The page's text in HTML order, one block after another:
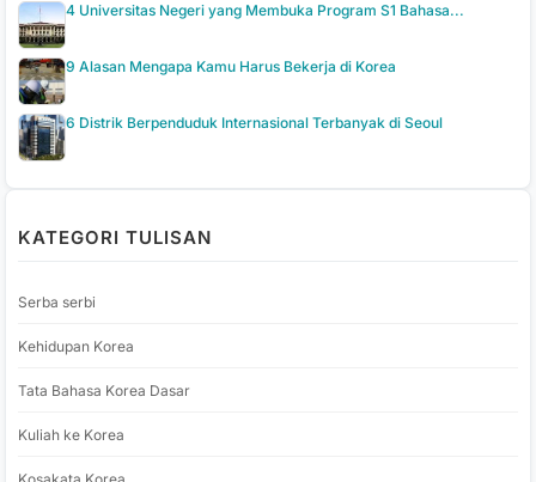
4 Universitas Negeri yang Membuka Program S1 Bahasa...
9 Alasan Mengapa Kamu Harus Bekerja di Korea
6 Distrik Berpenduduk Internasional Terbanyak di Seoul
KATEGORI TULISAN
Serba serbi
Kehidupan Korea
Tata Bahasa Korea Dasar
Kuliah ke Korea